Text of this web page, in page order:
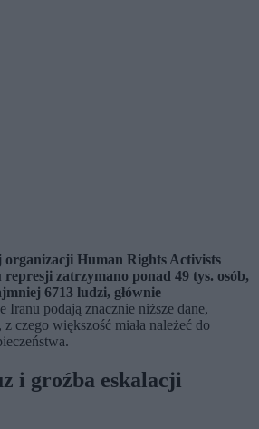
organizacji Human Rights Activists
zatrzymano ponad 49 tys. osób,
6713 ludzi, głównie
Iranu podają znacznie niższe dane,
czego większość miała należeć do
i groźba eskalacji